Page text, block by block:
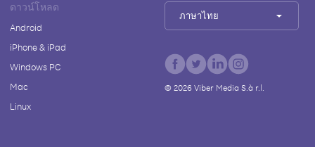
ดาวน์โหลด
Android
iPhone & iPad
Windows PC
Mac
Linux
ภาษาไทย
© 2026Viber Media S.à r.l.